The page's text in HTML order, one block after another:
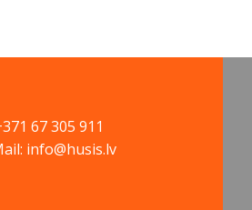
67 305 911
info@husis.lv